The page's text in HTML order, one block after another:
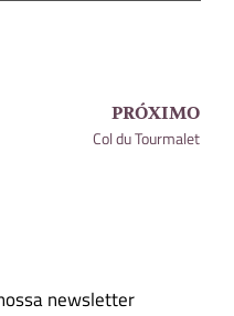
PRÓXIMO
Col du Tourmalet
newsletter